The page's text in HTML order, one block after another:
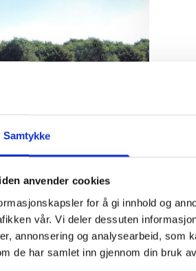
Samtykke
anvender cookies
for å gi innhold og
vår. Vi deler dessuten
annonsering og analysearbeid, som
de har samlet inn gjennom din bruk